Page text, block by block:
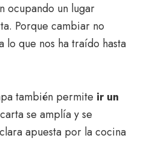
ocupando un lugar
Porque cambiar no
lo que nos ha traído hasta
también permite ir un
se amplía y se
apuesta por la cocina